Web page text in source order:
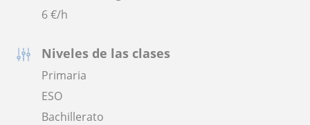
6€/h
Niveles de las clases
Primaria
ESO
Bachillerato